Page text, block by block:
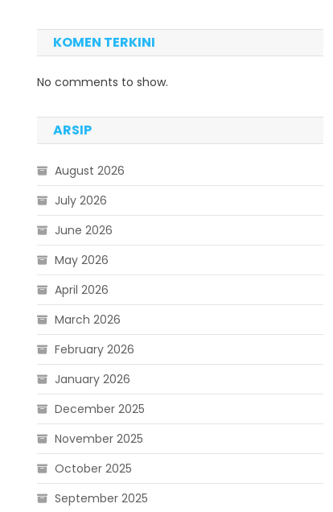
KOMEN TERKINI
No comments to show.
ARSIP
August 2026
July 2026
June 2026
May 2026
April 2026
March 2026
February 2026
January 2026
December 2025
November 2025
October 2025
September 2025